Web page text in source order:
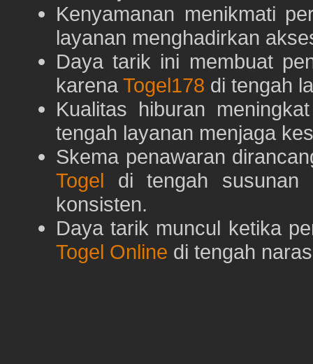
Kenyamanan menikmati
layanan menghadirkan
Daya tarik ini membuat
karena Togel178 di tengah
Kualitas hiburan
tengah layanan menjaga
Skema penawaran
Togel di tengah susunan
konsisten.
Daya tarik muncul ketika
Togel Online di tengah